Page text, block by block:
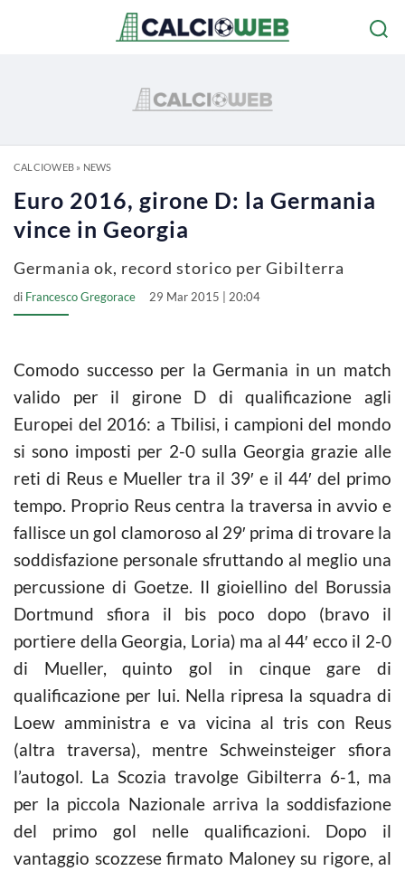
CALCIOWEB» NEWS
Euro 2016, girone D: la Germania
vince in Georgia
Germania ok, record storico per Gibilterra
di Francesco Gregorace 29 Mar 2015 | 20:04
Comodo successo per la Germania in un match
valido per il girone D di qualificazione agli
Europei del 2016: a Tbilisi, i campioni del mondo
si sono imposti per 2-0 sulla Georgia grazie alle
reti di Reus e Mueller tra il 39′ e il 44′ del primo
tempo. Proprio Reus centra la traversa in avvio e
fallisce un gol clamoroso al 29′ prima di trovare la
soddisfazione personale sfruttando al meglio una
percussione di Goetze. Il gioiellino del Borussia
Dortmund sfiora il bis poco dopo (bravo il
portiere della Georgia, Loria) ma al 44′ ecco il 2-0
di Mueller, quinto gol in cinque gare di
qualificazione per lui. Nella ripresa la squadra di
Loew amministra e va vicina al tris con Reus
(altra traversa), mentre Schweinsteiger sfiora
l’autogol. La Scozia travolge Gibilterra 6-1, ma
per la piccola Nazionale arriva la soddisfazione
del primo gol nelle qualificazioni. Dopo il
vantaggio scozzese firmato Maloney su rigore, al